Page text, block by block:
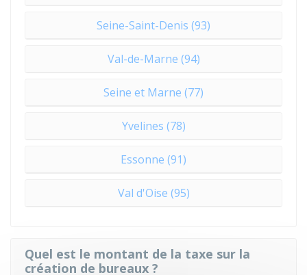
Seine-Saint-Denis (93)
Val-de-Marne (94)
Seine et Marne (77)
Yvelines (78)
Essonne (91)
Val d'Oise (95)
Quel est le montant de la taxe sur la
création de bureaux ?